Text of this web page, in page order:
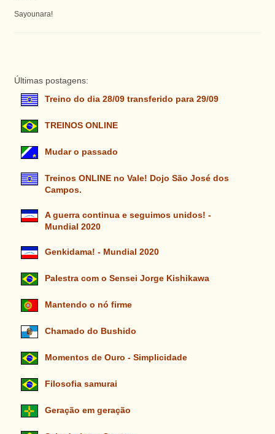
Sayounara!
Últimas postagens:
Treino do dia 28/09 transferido para 29/09
TREINOS ONLINE
Mudar o passado
Treinos ONLINE no Vale! Dojo São José dos
Campos.
A guerra continua e seguimos unidos! -
Mundial 2020
Genkidama! - Mundial 2020
Palestra com o Sensei Jorge Kishikawa
Mantendo o nó firme
Chamado do Bushido
Momentos de Ouro - Simplicidade
Filosofia samurai
Geração em geração